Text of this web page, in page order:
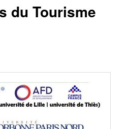
du Tourisme